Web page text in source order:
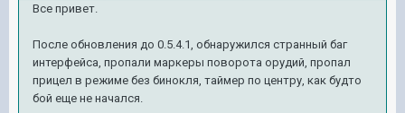
Все привет.
После обновления до 0.5.4.1, обнаружился странный баг
интерфейса, пропали маркеры поворота орудий, пропал
прицел в режиме без бинокля, таймер по центру, как будто
бой еще не начался.